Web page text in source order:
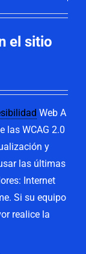
el sitio
Web A
las WCAG 2.0
y
las últimas
Internet
Si su equipo
realice la